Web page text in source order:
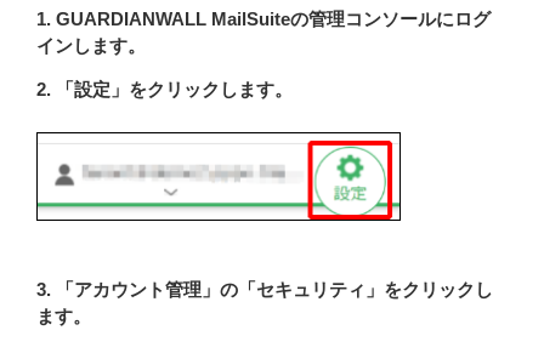
1. GUARDIANWALL MailSuiteの管理コンソールにログ
インします。
2. 「設定」をクリックします。
3. 「アカウント管理」の「セキュリティ」をクリックし
ます。